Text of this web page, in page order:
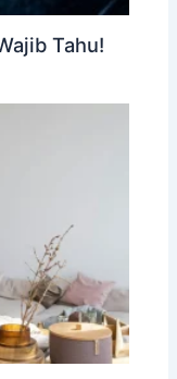
Tahu!